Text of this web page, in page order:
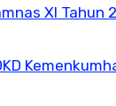
XI Tahun